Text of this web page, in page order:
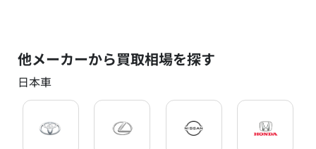
他メーカーから買取相場を探す
日本車